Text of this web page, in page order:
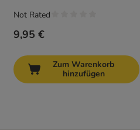
9,95 €
Not Rated
Zum Warenkorb
hinzufügen